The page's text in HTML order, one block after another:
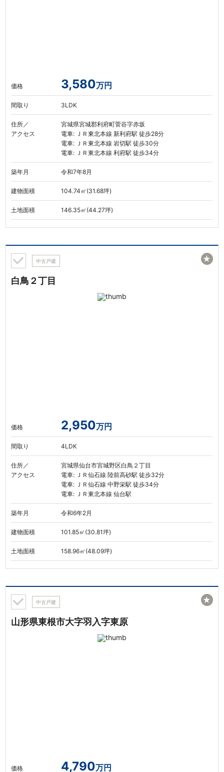
価格 3,580万円
間取り 3LDK
住所／
アクセス
宮城県宮城郡利府町菅谷字赤坂
電車: ＪＲ東北本線 新利府駅 徒歩28分
電車: ＪＲ東北本線 岩切駅 徒歩30分
電車: ＪＲ東北本線 利府駅 徒歩34分
築年月 令和7年8月
建物面積 104.74㎡(31.68坪)
土地面積 146.35㎡(44.27坪)
中古戸建
白鳥２丁目
価格 2,950万円
間取り 4LDK
住所／
アクセス
宮城県仙台市宮城野区白鳥２丁目
電車: ＪＲ仙石線 陸前高砂駅 徒歩32分
電車: ＪＲ仙石線 中野栄駅 徒歩34分
電車: ＪＲ東北本線 仙台駅
築年月 令和6年2月
建物面積 101.85㎡(30.81坪)
土地面積 158.96㎡(48.09坪)
★
中古戸建
山形県東根市大字羽入字東原
価格 4,790万円
★